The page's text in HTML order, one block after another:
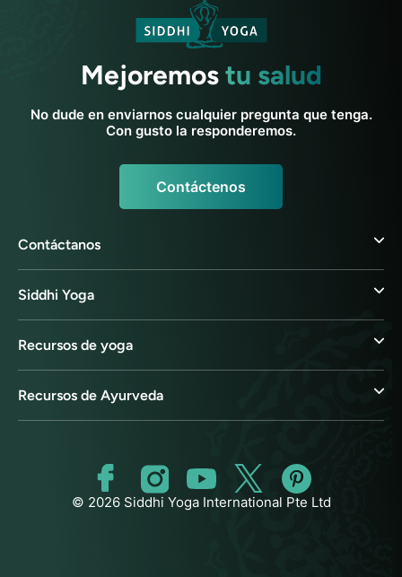
Mejoremostu salud
No dude en enviarnos cualquier pregunta que tenga.
Con gusto la responderemos.
Contáctenos
Contáctanos
Siddhi Yoga
Recursos de yoga
Recursos de Ayurveda
© 2026 Siddhi Yoga International Pte Ltd